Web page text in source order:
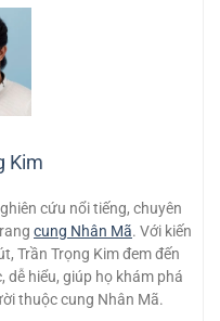
Kim
cứu nổi tiếng, chuyên
cung Nhân Mã. Với kiến
Trần Trọng Kim đem đến
dễ hiểu, giúp họ khám phá
thuộc cung Nhân Mã.